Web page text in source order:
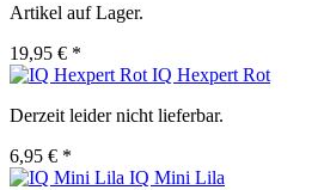
Artikel auf Lager.
19,95 € *
IQ Hexpert Rot
Derzeit leider nicht lieferbar.
6,95 € *
IQ Mini Lila